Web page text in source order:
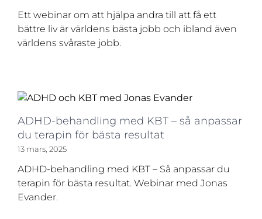
Ett webinar om att hjälpa andra till att få ett
bättre liv är världens bästa jobb och ibland även
världens svåraste jobb.
ADHD-behandling med KBT – så anpassar
du terapin för bästa resultat
13 mars, 2025
ADHD-behandling med KBT – Så anpassar du
terapin för bästa resultat. Webinar med Jonas
Evander.